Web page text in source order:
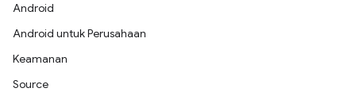
Android
Android untuk Perusahaan
Keamanan
Source